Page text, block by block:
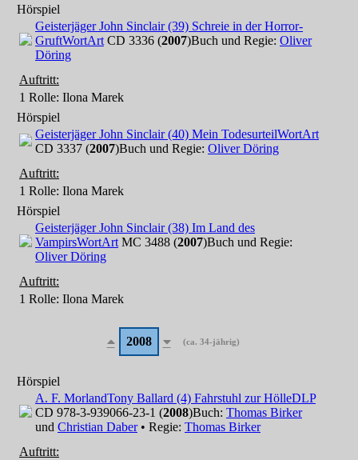
Hörspiel
Geisterjäger John Sinclair (39) Schreie in der Horror-
GruftWortArt CD 3336 (2007)Buch und Regie: Oliver
Döring
Auftritt:
1 Rolle: Ilona Marek
Hörspiel
Geisterjäger John Sinclair (40) Mein TodesurteilWortArt
CD 3337 (2007)Buch und Regie: Oliver Döring
Auftritt:
1 Rolle: Ilona Marek
Hörspiel
Geisterjäger John Sinclair (38) Im Land des
VampirsWortArt MC 3488 (2007)Buch und Regie:
Oliver Döring
Auftritt:
1 Rolle: Ilona Marek
2008 (ca. 34-jährig)
Hörspiel
A. F. MorlandTony Ballard (4) Fahrstuhl zur HölleDLP
CD 978-3-939066-23-1 (2008)Buch: Thomas Birker
und Christian Daber• Regie: Thomas Birker
Auftritt: